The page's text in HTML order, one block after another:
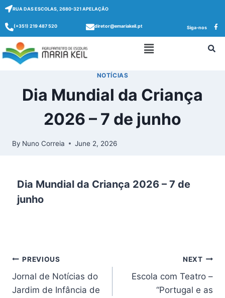
RUA DAS ESCOLAS, 2680-321 APELAÇÃO
(+351) 219 487 520 diretor@emariakeil.pt Siga-nos
NOTÍCIAS
Dia Mundial da Criança
2026 – 7 de junho
By Nuno Correia June 2, 2026
Dia Mundial da Criança 2026 – 7 de
junho
PREVIOUS
Jornal de Notícias do
Jardim de Infância de
NEXT
Escola com Teatro –
“Portugal e as